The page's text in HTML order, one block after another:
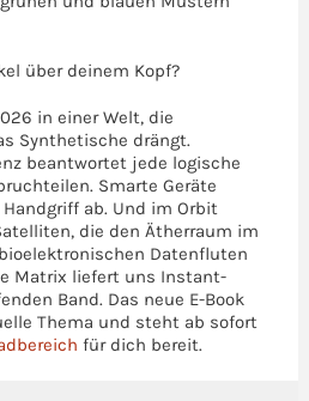
über deinem Kopf?
in einer Welt, die
Synthetische drängt.
beantwortet jede logische
Smarte Geräte
ab. Und im Orbit
die den Ätherraum im
Datenfluten
Matrix liefert uns Instant-
Band. Das neue E-Book
Thema und steht ab sofort
für dich bereit.